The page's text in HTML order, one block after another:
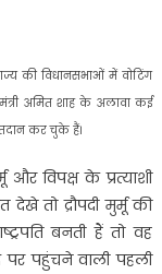
की विधानसभाओं में वोटिंग
मंत्री अमित शाह के अलावा कई
कर चुके हैं।
और विपक्ष के प्रत्याशी
तो द्रौपदी मुर्मू की
बनती हैं तो वह
पहुंचने वाली पहली